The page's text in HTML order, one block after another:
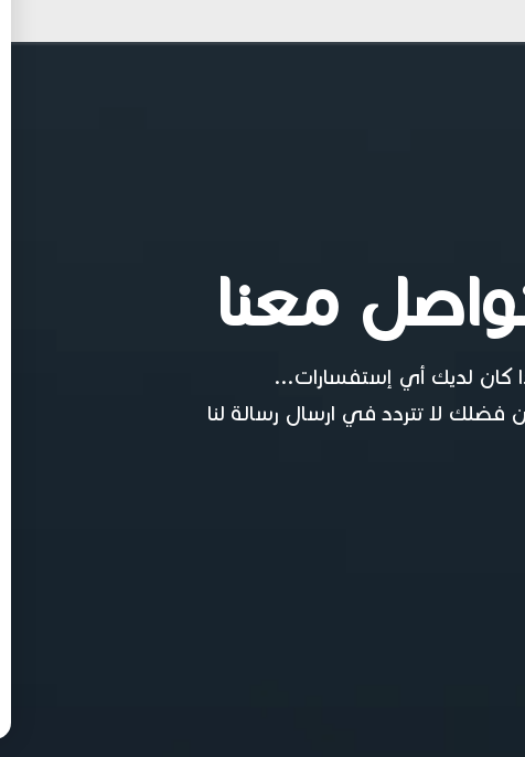
معنا
كان لديك أي إستفسارات...
فضلك لا تتردد في ارسال رسالة لنا